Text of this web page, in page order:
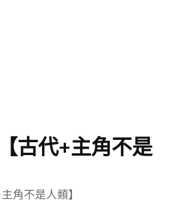
古代+主角不是
角不是人類】